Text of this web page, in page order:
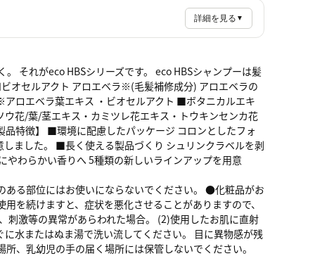
詳細を見る ▼
それがeco HBSシリーズです。 eco HBSシャンプーは髪
オセルアクト アロエベラ※(毛髪補修成分) アロエベラの
ロエベラ葉エキス ・ビオセルアクト ■ボタニカルエキ
花/葉/茎エキス・カミツレ花エキス・トウキンセンカ花
特徴】 ■環境に配慮したパッケージ コロンとしたフォ
ました。 ■長く使える製品づくり シュリンクラベルを剥
わらかい香りへ 5種類の新しいラインアップを用意
る部位にはお使いにならないでください。 ●化粧品がお
を続けますと、症状を悪化させることがありますので、
激等の異常があらわれた場合。 (2)使用したお肌に直射
水またはぬま湯で洗い流してください。 目に異物感が残
、乳幼児の手の届く場所には保管しないでください。